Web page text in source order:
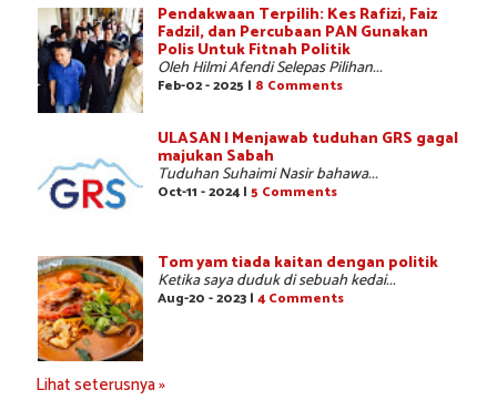
Pendakwaan Terpilih: Kes Rafizi, Faiz
Fadzil, dan Percubaan PAN Gunakan
Polis Untuk Fitnah Politik
Oleh Hilmi Afendi Selepas Pilihan...
Feb-02 - 2025 | 8 Comments
ULASAN | Menjawab tuduhan GRS gagal
majukan Sabah
Tuduhan Suhaimi Nasir bahawa...
Oct-11 - 2024 | 5 Comments
Tom yam tiada kaitan dengan politik
Ketika saya duduk di sebuah kedai...
Aug-20 - 2023 | 4 Comments
Lihat seterusnya »